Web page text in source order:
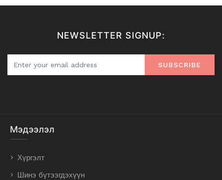
NEWSLETTER SIGNUP:
SUBSCRIBE
Мэдээлэл
Хүргэлт
Шинэ бүтээгдэхүүн